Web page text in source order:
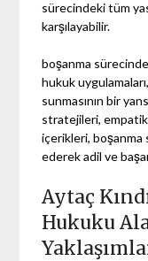
sürecindeki tüm
karşılayabilir.
boşanma sürecinde
hukuk
sunmasının bir
stratejileri, empatik
içerikleri,
ederek adil ve
Aytaç
Hukuku